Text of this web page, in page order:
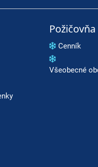
Požičovňa
Cenník
Všeobecné